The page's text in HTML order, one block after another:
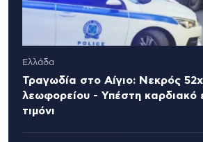
Ελλάδα
Τραγωδία στο Αίγιο: Νεκρός
λεωφορείου - Υπέστη καρδιακό
τιμόνι